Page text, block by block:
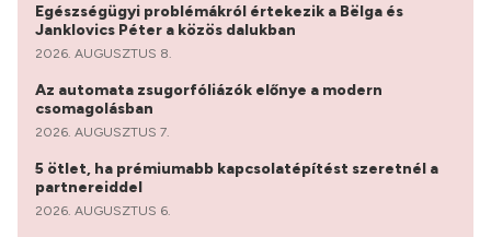
Egészségügyi problémákról értekezik a Bëlga és
Janklovics Péter a közös dalukban
2026. AUGUSZTUS 8.
Az automata zsugorfóliázók előnye a modern
csomagolásban
2026. AUGUSZTUS 7.
5 ötlet, ha prémiumabb kapcsolatépítést szeretnél a
partnereiddel
2026. AUGUSZTUS 6.